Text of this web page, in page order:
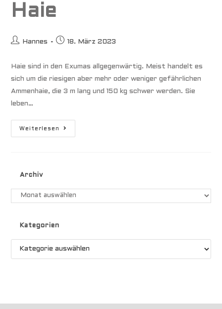
Haie
Beitrags-
Hannes
Beitrag
18. März 2023
Haie sind in den Exumas allgegenwärtig. Meist handelt es
sich um die riesigen aber mehr oder weniger gefährlichen
Ammenhaie, die 3 m lang und 150 kg schwer werden. Sie
leben…
Weiterlesen Haie
Archiv
Archiv
Kategorien
Kategorien